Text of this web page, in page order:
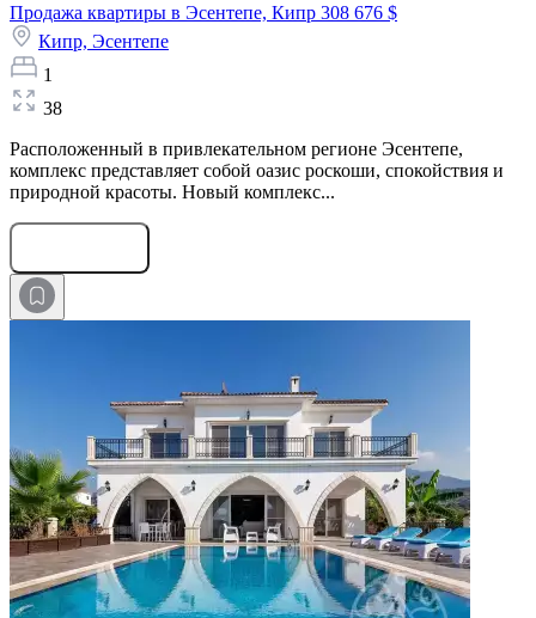
Продажа квартиры в Эсентепе, Кипр 308 676 $
Кипр, Эсентепе
1
38
Расположенный в привлекательном регионе Эсентепе,
комплекс представляет собой оазис роскоши, спокойствия и
природной красоты. Новый комплекс...